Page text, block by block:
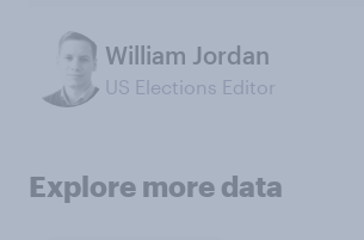
William Jordan
US Elections Editor
Explore more data